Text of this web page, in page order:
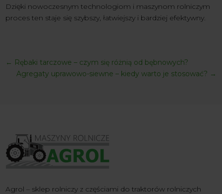
Dzięki nowoczesnym technologiom i maszynom rolniczym
proces ten staje się szybszy, łatwiejszy i bardziej efektywny.
← Rębaki tarczowe – czym się różnią od bębnowych?
Agregaty uprawowo-siewne – kiedy warto je stosować? →
Agrol – sklep rolniczy z częściami do traktorów rolniczych